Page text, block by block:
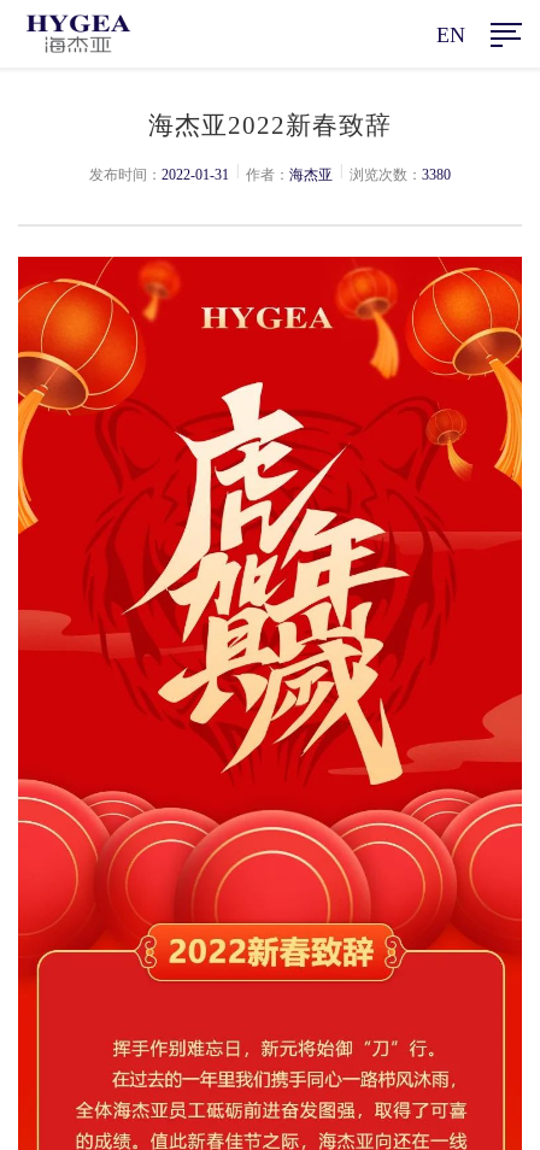
EN
海杰亚2022新春致辞
发布时间： 2022-01-31 作者： 海杰亚 浏览次数： 3380